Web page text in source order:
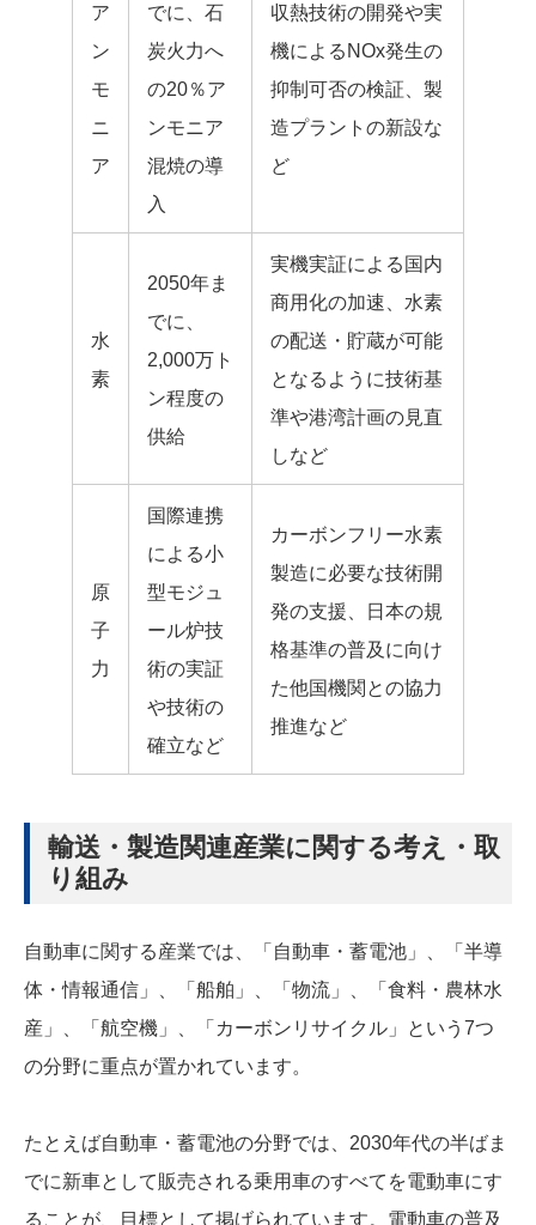
ア
ン
モ
ニ
ア
でに、石
炭火力へ
の20％ア
ンモニア
混焼の導
入
収熱技術の開発や実
機によるNOx発生の
抑制可否の検証、製
造プラントの新設な
ど
水
素
2050年ま
でに、
2,000万ト
ン程度の
供給
実機実証による国内
商用化の加速、水素
の配送・貯蔵が可能
となるように技術基
準や港湾計画の見直
しなど
原
子
力
国際連携
による小
型モジュ
ール炉技
術の実証
や技術の
確立など
カーボンフリー水素
製造に必要な技術開
発の支援、日本の規
格基準の普及に向け
た他国機関との協力
推進など
輸送・製造関連産業に関する考え・取
り組み
自動車に関する産業では、「自動車・蓄電池」、「半導
体・情報通信」、「船舶」、「物流」、「食料・農林水
産」、「航空機」、「カーボンリサイクル」という7つ
の分野に重点が置かれています。
たとえば自動車・蓄電池の分野では、2030年代の半ばま
でに新車として販売される乗用車のすべてを電動車にす
ることが、目標として掲げられています。電動車の普及